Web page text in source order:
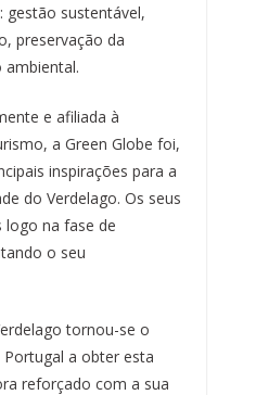
gestão sustentável,
preservação da
ambiental.
e afiliada à
a Green Globe foi,
inspirações para a
do Verdelago. Os seus
na fase de
o seu
tornou-se o
a obter esta
reforçado com a sua